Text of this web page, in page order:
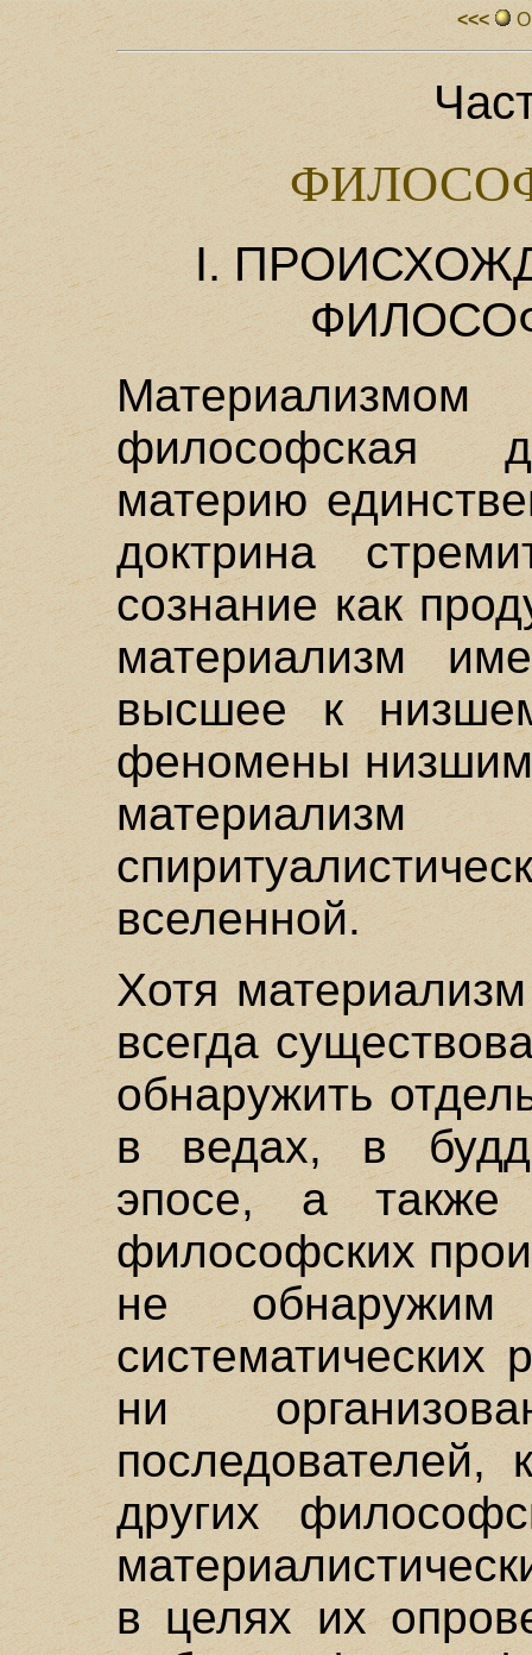
<<<
I.
философская
материю
доктрина
сознание как
материализм
высшее к
феномены
вселенной.
Хотя
всегда
обнаружить
в ведах, в
эпосе, а
философских
не обнаружим
систематических
ни
других
в целях их